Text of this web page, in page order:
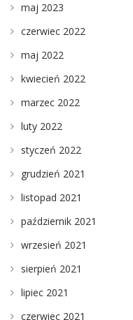
maj 2023
czerwiec 2022
maj 2022
kwiecień 2022
marzec 2022
luty 2022
styczeń 2022
grudzień 2021
listopad 2021
październik 2021
wrzesień 2021
sierpień 2021
lipiec 2021
czerwiec 2021